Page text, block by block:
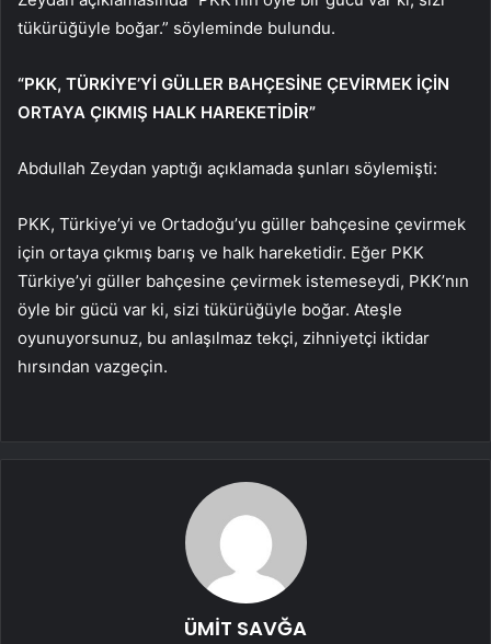
tükürüğüyle boğar.” söyleminde bulundu.
“PKK, TÜRKİYE’Yİ GÜLLER BAHÇESİNE ÇEVİRMEK İÇİN
ORTAYA ÇIKMIŞ HALK HAREKETİDİR”
Abdullah Zeydan yaptığı açıklamada şunları söylemişti:
PKK, Türkiye’yi ve Ortadoğu’yu güller bahçesine çevirmek
için ortaya çıkmış barış ve halk hareketidir. Eğer PKK
Türkiye’yi güller bahçesine çevirmek istemeseydi, PKK’nın
öyle bir gücü var ki, sizi tükürüğüyle boğar. Ateşle
oyunuyorsunuz, bu anlaşılmaz tekçi, zihniyetçi iktidar
hırsından vazgeçin.
ÜMİT SAVĞA